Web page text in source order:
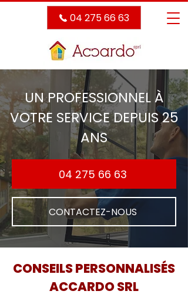
04 275 66 63
UN PROFESSIONNEL À
VOTRE SERVICE DEPUIS 25
ANS
04 275 66 63
CONTACTEZ-NOUS
CONSEILS PERSONNALISÉS
ACCARDOSRL